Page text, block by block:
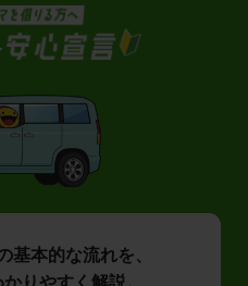
基本的な流れを、
りやすく解説。